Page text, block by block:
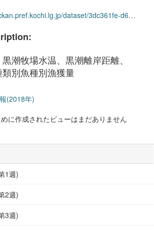
d618-42be-818d-dddfce15c9be/resource/1a80d49d-7d4e-4870-8599-81836f7cb4e3/download/ryoukaikyoushuuhou2018nendai29shuu.pdf
潮牧場水温、黒潮離岸距離、
別魚種別漁獲量
(2018年)
に作成されたビューはまだありません
1週)
2週)
3週)